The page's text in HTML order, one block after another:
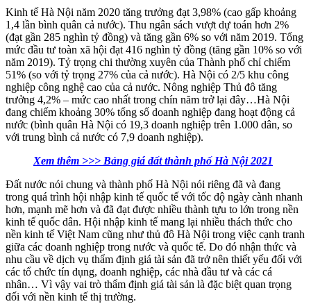
Kinh tế Hà Nội năm 2020 tăng trưởng đạt 3,98% (cao gấp khoảng
1,4 lần bình quân cả nước). Thu ngân sách vượt dự toán hơn 2%
(đạt gần 285 nghìn tỷ đồng) và tăng gần 6% so với năm 2019. Tổng
mức đầu tư toàn xã hội đạt 416 nghìn tỷ đồng (tăng gần 10% so với
năm 2019). Tỷ trọng chi thường xuyên của Thành phố chỉ chiếm
51% (so với tỷ trọng 27% của cả nước). Hà Nội có 2/5 khu công
nghiệp công nghệ cao của cả nước. Nông nghiệp Thủ đô tăng
trưởng 4,2% – mức cao nhất trong chín năm trở lại đây…Hà Nội
đang chiếm khoảng 30% tổng số doanh nghiệp đang hoạt động cả
nước (bình quân Hà Nội có 19,3 doanh nghiệp trên 1.000 dân, so
với trung bình cả nước có 7,9 doanh nghiệp).
Xem thêm >>> Bảng giá đất thành phố Hà Nội 2021
Đất nước nói chung và thành phố Hà Nội nói riêng đã và đang
trong quá trình hội nhập kinh tế quốc tế với tốc độ ngày cành nhanh
hơn, mạnh mẽ hơn và đã đạt được nhiều thành tựu to lớn trong nền
kinh tế quốc dân. Hội nhập kinh tế mang lại nhiều thách thức cho
nền kinh tế Việt Nam cũng như thủ đô Hà Nội trong việc cạnh tranh
giữa các doanh nghiệp trong nước và quốc tế. Do đó nhận thức và
nhu cầu về dịch vụ thẩm định giá tài sản đã trở nên thiết yếu đối với
các tổ chức tín dụng, doanh nghiệp, các nhà đầu tư và các cá
nhân… Vì vậy vai trò thẩm định giá tài sản là đặc biệt quan trọng
đối với nền kinh tế thị trường.